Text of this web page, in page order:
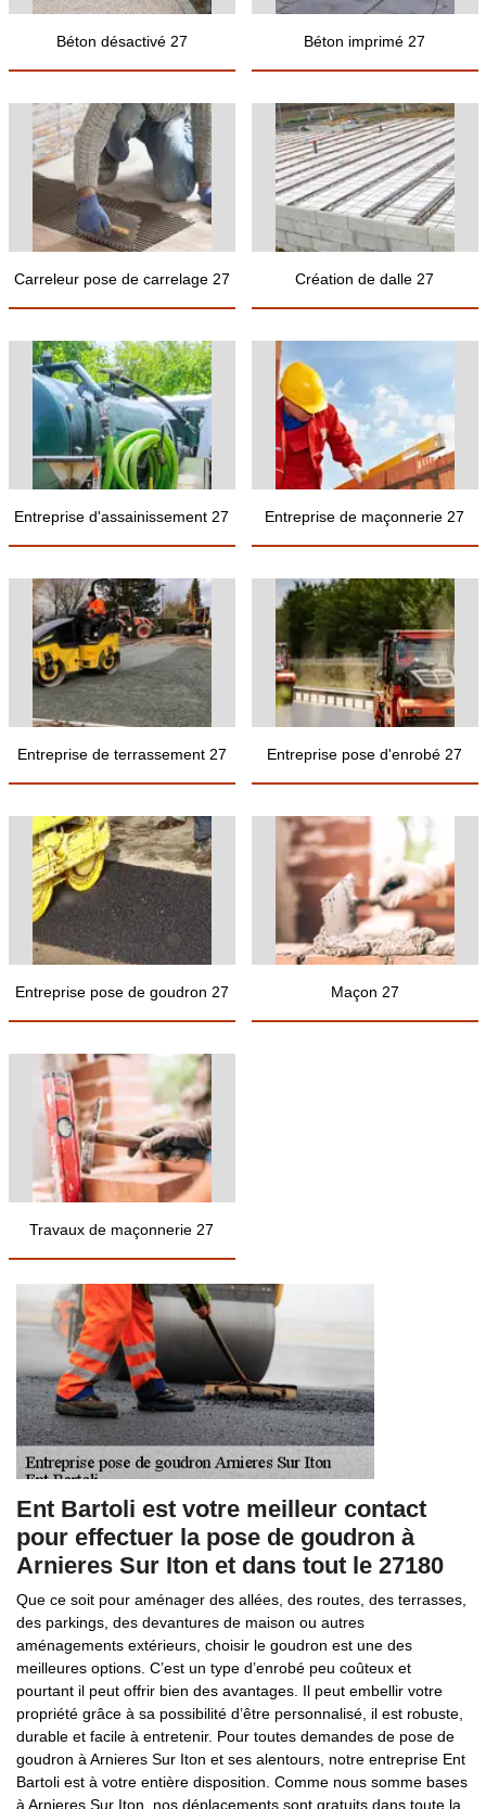
Béton désactivé 27 Béton imprimé 27
Carreleur pose de carrelage 27 Création de dalle 27
Entreprise d'assainissement 27 Entreprise de maçonnerie 27
Entreprise de terrassement 27 Entreprise pose d'enrobé 27
Entreprise pose de goudron 27 Maçon 27
Travaux de maçonnerie 27
Ent Bartoli est votre meilleur contact
pour effectuer la pose de goudron à
Arnieres Sur Iton et dans tout le 27180
Que ce soit pour aménager des allées, des routes, des terrasses,
des parkings, des devantures de maison ou autres
aménagements extérieurs, choisir le goudron est une des
meilleures options. C’est un type d’enrobé peu coûteux et
pourtant il peut offrir bien des avantages. Il peut embellir votre
propriété grâce à sa possibilité d’être personnalisé, il est robuste,
durable et facile à entretenir. Pour toutes demandes de pose de
goudron à Arnieres Sur Iton et ses alentours, notre entreprise Ent
Bartoli est à votre entière disposition. Comme nous somme bases
à Arnieres Sur Iton, nos déplacements sont gratuits dans toute la